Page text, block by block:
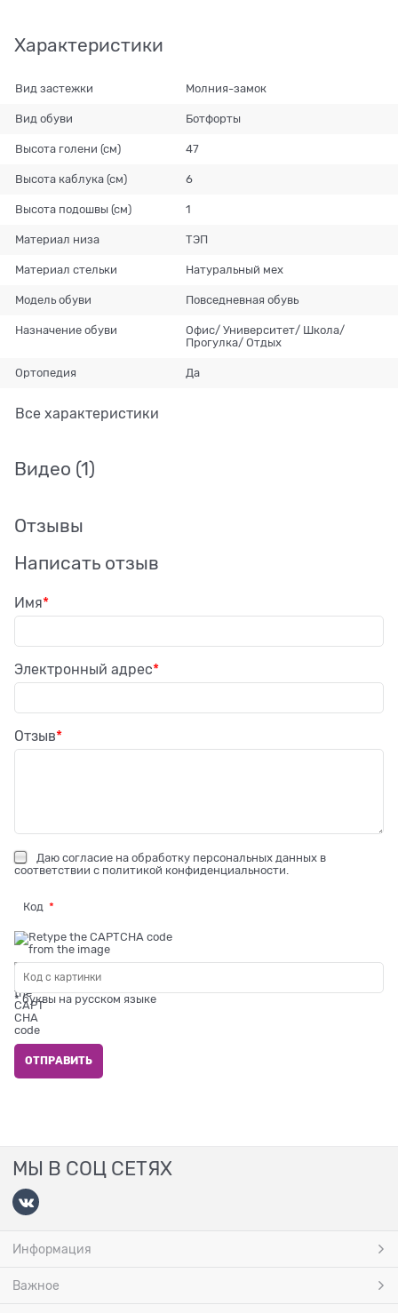
Характеристики
Вид застежки Молния-замок
Вид обуви Ботфорты
Высота голени (см) 47
Высота каблука (см) 6
Высота подошвы (см) 1
Материал низа ТЭП
Материал стельки Натуральный мех
Модель обуви Повседневная обувь
Назначение обуви
Офис/ Университет/ Школа/
Прогулка/ Отдых
Ортопедия Да
Все характеристики
Видео (1)
Отзывы
Написать отзыв
Имя
Электронный адрес
Отзыв
Даю согласие на обработку персональных данных в
соответствии с политикой конфиденциальности
Код
* буквы на русском языке
МЫ В СОЦ СЕТЯХ
Информация
Важное